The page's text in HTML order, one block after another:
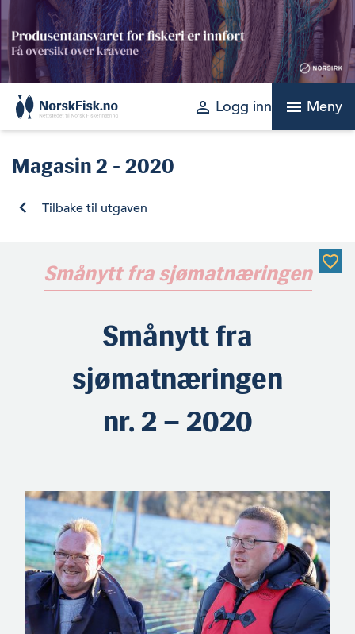
Skip
to
content
perm_identity Logg inn menu Meny
Magasin2 - 2020
Tilbake til utgaven
Smånytt fra sjømatnæringen
Smånytt fra
sjømatnæringen
nr. 2 – 2020